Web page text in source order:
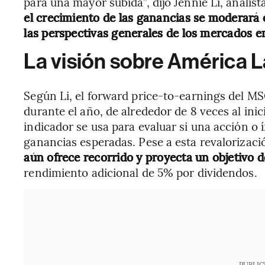
el crecimiento de las ganancias se
las perspectivas generales de los mercados
La visión sobre América
Según Li, el forward price-to-earnings del
durante el año, de alrededor de 8 veces al
indicador se usa para evaluar si una acción
ganancias esperadas. Pese a esta
aún ofrece recorrido y proyecta un objetivo
rendimiento adicional de 5% por dividendos.